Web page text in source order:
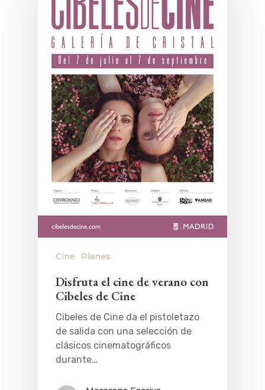
Cine Planes
Disfruta el cine de verano con
Cibeles de Cine
Cibeles de Cine da el pistoletazo
de salida con una selección de
clásicos cinematográficos
durante…